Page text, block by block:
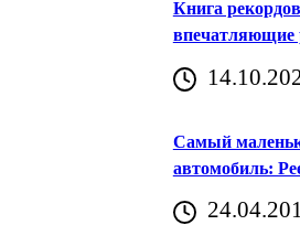
Книга
впечатляющие
Самый
автомобиль: